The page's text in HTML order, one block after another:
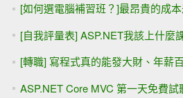
[如何選電腦補習班？]最昂貴的成本
[自我評量表] ASP.NET我該上什麼
[轉職] 寫程式真的能發大財、年薪
ASP.NET Core MVC 第一天免費試